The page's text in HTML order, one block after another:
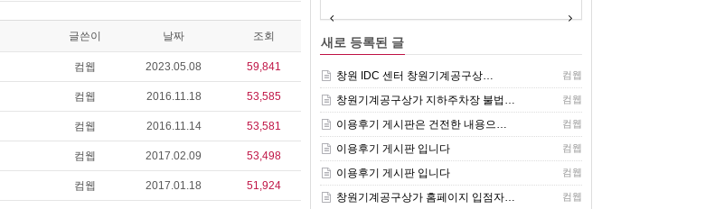
글쓴이 날짜 조회
컴웹 2023.05.08 59,841
컴웹 2016.11.18 53,585
컴웹 2016.11.14 53,581
컴웹 2017.02.09 53,498
컴웹 2017.01.18 51,924
새로 등록된 글
창원 IDC 센터 창원기계공구상… 컴웹
창원기계공구상가 지하주차장 불법… 컴웹
이용후기 게시판은 건전한 내용으… 컴웹
이용후기 게시판 입니다 컴웹
이용후기 게시판 입니다 컴웹
창원기계공구상가 홈페이지 입점자… 컴웹